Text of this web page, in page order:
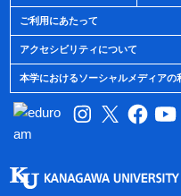
ご利用にあたって
アクセシビリティについて
本学におけるソーシャルメディアの